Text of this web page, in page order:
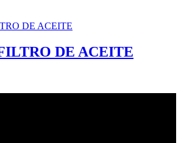
DE ACEITE